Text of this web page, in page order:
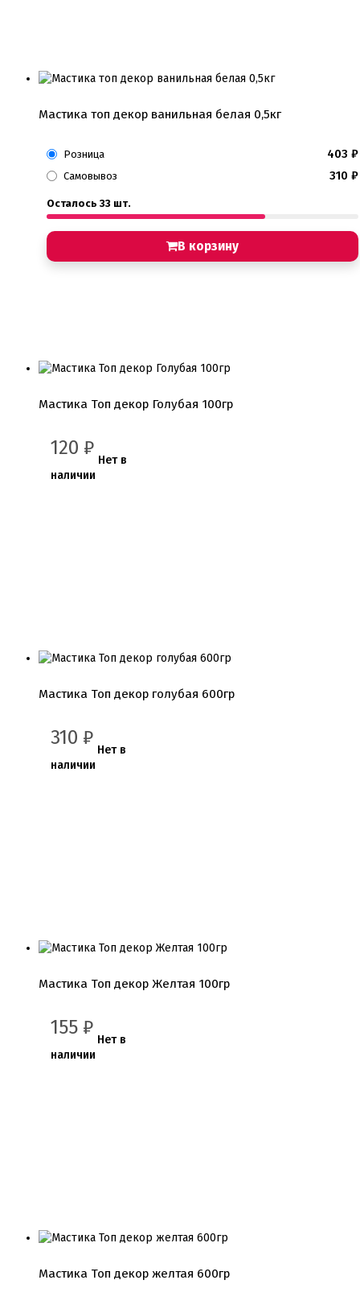
Мастика топ декор ванильная белая 0,5кг
Розница 403 ₽
Самовывоз 310 ₽
Осталось 33 шт.
В корзину
Мастика Топ декор Голубая 100гр
120 ₽
Нет в
наличии
Мастика Топ декор голубая 600гр
310 ₽
Нет в
наличии
Мастика Топ декор Желтая 100гр
155 ₽
Нет в
наличии
Мастика Топ декор желтая 600гр